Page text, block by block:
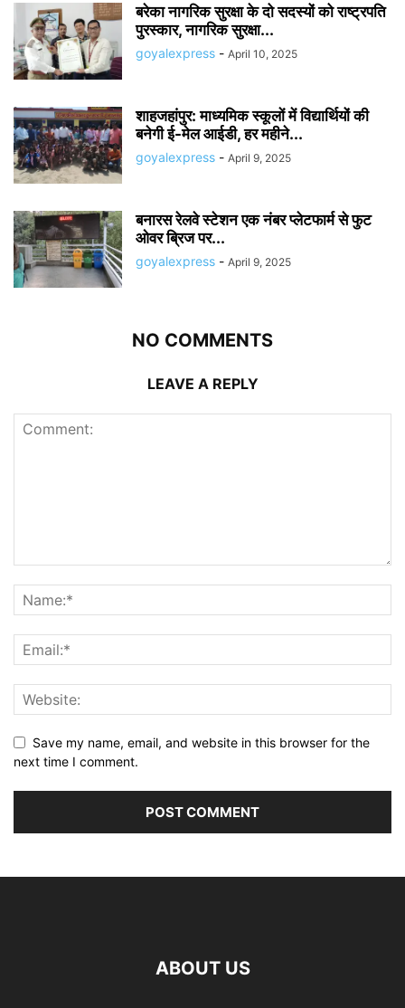
बरेका नागरिक सुरक्षा के दो सदस्यों को राष्ट्रपति
पुरस्कार, नागरिक सुरक्षा...
goyalexpress - April 10, 2025
शाहजहांपुर: माध्यमिक स्कूलाें में विद्यार्थियों की
बनेगी ई-मेल आईडी, हर महीने...
goyalexpress - April 9, 2025
बनारस रेलवे स्टेशन एक नंबर प्लेटफार्म से फुट
ओवर ब्रिज पर...
goyalexpress - April 9, 2025
NO COMMENTS
LEAVE A REPLY
Save my name, email, and website in this browser for the
next time I comment.
ABOUT US